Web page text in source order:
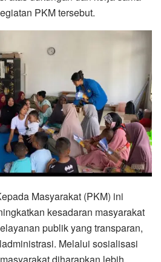
PKM tersebut.
Masyarakat (PKM) ini
kesadaran masyarakat
publik yang transparan,
Melalui sosialisasi